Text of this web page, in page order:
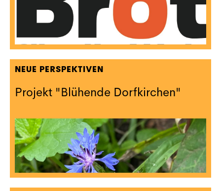
NEUE PERSPEKTIVEN
Projekt "Blühende Dorfkirchen"